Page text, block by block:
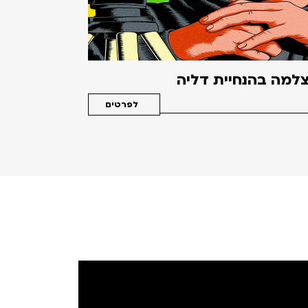
בהנחיית דליה
לפרטים